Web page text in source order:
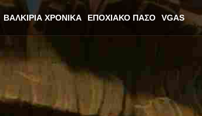
ΒΑΛΚΊΡΙΑ ΧΡΟΝΙΚΆ ΕΠΟΧΙΑΚΌ ΠΆΣΟ VGAS